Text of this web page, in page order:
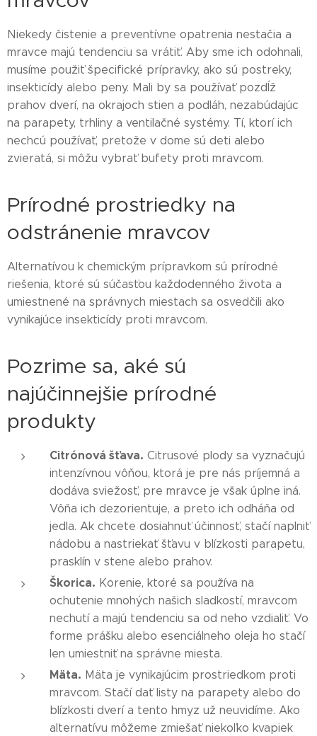
Niekedy čistenie a preventívne opatrenia nestačia a
mravce majú tendenciu sa vrátiť. Aby sme ich odohnali,
musíme použiť špecifické prípravky, ako sú postreky,
insekticídy alebo peny. Mali by sa používať pozdĺž
prahov dverí, na okrajoch stien a podláh, nezabúdajúc
na parapety, trhliny a ventilačné systémy. Tí, ktorí ich
nechcú používať, pretože v dome sú deti alebo
zvieratá, si môžu vybrať bufety proti mravcom.
Prírodné prostriedky na
odstránenie mravcov
Alternatívou k chemickým prípravkom sú prírodné
riešenia, ktoré sú súčasťou každodenného života a
umiestnené na správnych miestach sa osvedčili ako
vynikajúce insekticídy proti mravcom.
Pozrime sa, aké sú
najúčinnejšie prírodné
produkty
Citrónová šťava. Citrusové plody sa vyznačujú
intenzívnou vôňou, ktorá je pre nás príjemná a
dodáva sviežosť, pre mravce je však úplne iná.
Vôňa ich dezorientuje, a preto ich odháňa od
jedla. Ak chcete dosiahnuť účinnosť, stačí naplniť
nádobu a nastriekať šťavu v blízkosti parapetu,
prasklín v stene alebo prahov.
Škorica. Korenie, ktoré sa používa na
ochutenie mnohých našich sladkostí, mravcom
nechutí a majú tendenciu sa od neho vzdialiť. Vo
forme prášku alebo esenciálneho oleja ho stačí
len umiestniť na správne miesta.
Mäta. Mäta je vynikajúcim prostriedkom proti
mravcom. Stačí dať listy na parapety alebo do
blízkosti dverí a tento hmyz už neuvidíme. Ako
alternatívu môžeme zmiešať niekoľko kvapiek